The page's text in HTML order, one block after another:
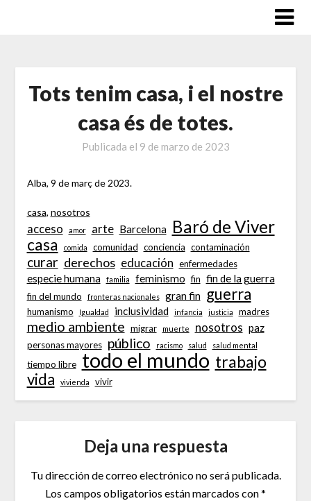
Tots tenim casa, i el nostre
casa és de totes.
Publicada el 9 de marzo de 2023
Alba, 9 de març de 2023.
casa, nosotros
acceso amor arte Barcelona Baró de Viver
casa comida comunidad conciencia contaminación
curar derechos educación enfermedades
especie humana familia feminismo fin fin de la guerra
fin del mundo fronteras nacionales gran fin guerra
humanismo Igualdad inclusividad infancia justicia madres
medio ambiente migrar muerte nosotros paz
personas mayores público racismo salud salud mental
tiempo libre todo el mundo trabajo
vida vivienda vivir
Deja una respuesta
Tu dirección de correo electrónico no será publicada.
Los campos obligatorios están marcados con*